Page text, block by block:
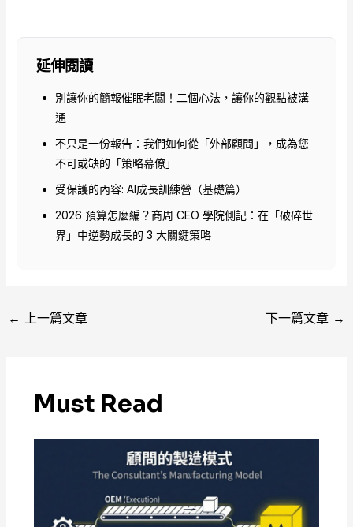
延伸閱讀
別讓你的簡報催眠老闆！二個心法，讓你的觀點被溝
通
不只是一份報告：我們如何從「外部顧問」，成為您
不可或缺的「策略幕僚」
受保護的內容: AI成長訓練營（基礎篇）
2026 預算怎麼編？商周 CEO 學院側記：在「破碎世
界」中逆勢成長的 3 大關鍵策略
← 上一篇文章 下一篇文章 →
Must Read